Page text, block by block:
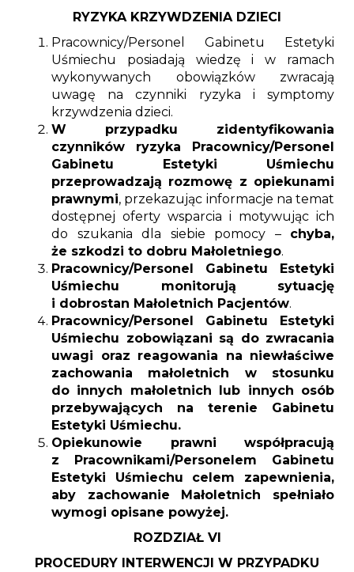
RYZYKA KRZYWDZENIA DZIECI
Pracownicy/Personel Gabinetu Estetyki
Uśmiechu posiadają wiedzę i w ramach
wykonywanych obowiązków zwracają
uwagę na czynniki ryzyka i symptomy
krzywdzenia dzieci.
W przypadku zidentyfikowania
czynników ryzyka Pracownicy/Personel
Gabinetu Estetyki Uśmiechu
przeprowadzają rozmowę z opiekunami
prawnymi, przekazując informacje na temat
dostępnej oferty wsparcia i motywując ich
do szukania dla siebie pomocy – chyba,
że szkodzi to dobru Małoletniego.
Pracownicy/Personel Gabinetu Estetyki
Uśmiechu monitorują sytuację
i dobrostan Małoletnich Pacjentów.
Pracownicy/Personel Gabinetu Estetyki
Uśmiechu zobowiązani są do zwracania
uwagi oraz reagowania na niewłaściwe
zachowania małoletnich w stosunku
do innych małoletnich lub innych osób
przebywających na terenie Gabinetu
Estetyki Uśmiechu.
Opiekunowie prawni współpracują
z Pracownikami/Personelem Gabinetu
Estetyki Uśmiechu celem zapewnienia,
aby zachowanie Małoletnich spełniało
wymogi opisane powyżej.
ROZDZIAŁ VI
PROCEDURY INTERWENCJI W PRZYPADKU